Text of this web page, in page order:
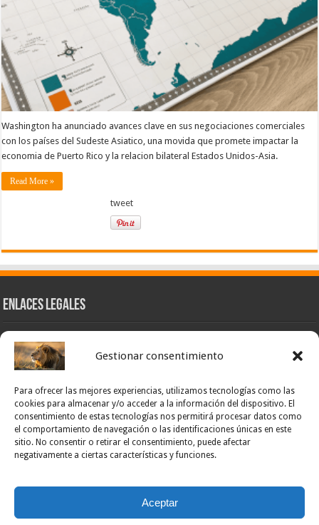
Gestionar consentimiento
Para ofrecer las mejores experiencias, utilizamos tecnologías como las
cookies para almacenar y/o acceder a la información del dispositivo. El
consentimiento de estas tecnologías nos permitirá procesar datos como
el comportamiento de navegación o las identificaciones únicas en este
sitio. No consentir o retirar el consentimiento, puede afectar
negativamente a ciertas características y funciones.
Aceptar
Washington ha anunciado avances clave en sus negociaciones comerciales
con los países del Sudeste Asiatico, una movida que promete impactar la
economia de Puerto Rico y la relacion bilateral Estados Unidos-Asia.
Read More »
tweet
Enlaces Legales
Nuestra Esencia
Pulso Global
POLÍTICA DE PRIVACIDAD – NOTICIAS PONCE OFICIAL
TÉRMINOS Y CONDICIONES – NOTICIAS PONCE OFICIAL
Opt-out preferences